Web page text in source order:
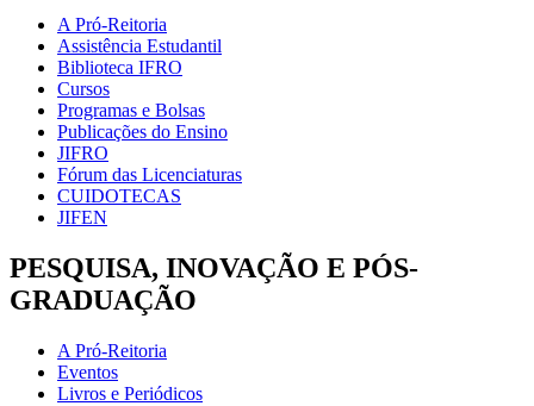
A Pró-Reitoria
Assistência Estudantil
Biblioteca IFRO
Cursos
Programas e Bolsas
Publicações do Ensino
JIFRO
Fórum das Licenciaturas
CUIDOTECAS
JIFEN
PESQUISA, INOVAÇÃO E PÓS-
GRADUAÇÃO
A Pró-Reitoria
Eventos
Livros e Periódicos